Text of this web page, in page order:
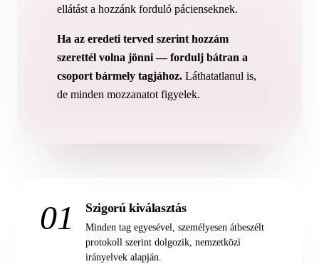
ellátást a hozzánk forduló pácienseknek.
Ha az eredeti terved szerint hozzám
szerettél volna jönni — fordulj bátran a
csoport bármely tagjához. Láthatatlanul is,
de minden mozzanatot figyelek.
01 Szigorú kiválasztás
Minden tag egyesével, személyesen átbeszélt
protokoll szerint dolgozik, nemzetközi
irányelvek alapján.